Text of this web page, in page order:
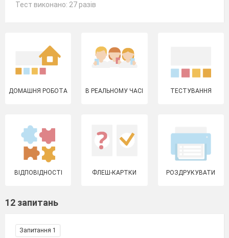
Тест виконано: 27 разів
ДОМАШНЯ РОБОТА В РЕАЛЬНОМУ ЧАСІ ТЕСТУВАННЯ
ВІДПОВІДНОСТІ ФЛЕШ-КАРТКИ РОЗДРУКУВАТИ
12 запитань
Запитання 1